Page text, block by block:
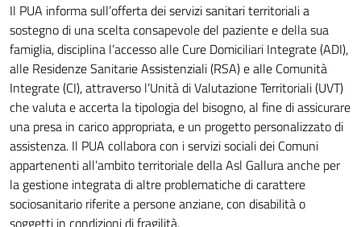
Il PUA informa sull’offerta dei servizi sanitari territoriali a
sostegno di una scelta consapevole del paziente e della sua
famiglia, disciplina l’accesso alle Cure Domiciliari Integrate (ADI),
alle Residenze Sanitarie Assistenziali (RSA) e alle Comunità
Integrate (CI), attraverso l’Unità di Valutazione Territoriali (UVT)
che valuta e accerta la tipologia del bisogno, al fine di assicurare
una presa in carico appropriata, e un progetto personalizzato di
assistenza. Il PUA collabora con i servizi sociali dei Comuni
appartenenti all’ambito territoriale della Asl Gallura anche per
la gestione integrata di altre problematiche di carattere
sociosanitario riferite a persone anziane, con disabilità o